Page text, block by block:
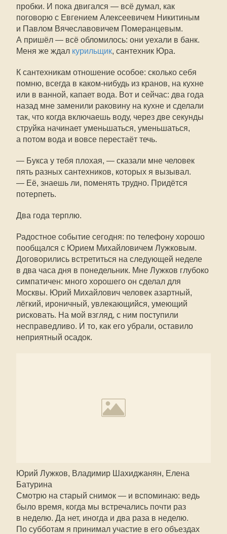
пробки. И пока двигался — всё думал, как
поговорю с Евгением Алексеевичем Никитиным
и Павлом Вячеславовичем Померанцевым.
А пришёл — всё обломилось: они уехали в банк.
Меня же ждал курильщик, сантехник Юра.
К сантехникам отношение особое: сколько себя
помню, всегда в каком-нибудь из кранов, на кухне
или в ванной, капает вода. Вот и сейчас: два года
назад мне заменили раковину на кухне и сделали
так, что когда включаешь воду, через две секунды
струйка начинает уменьшаться, уменьшаться,
а потом вода и вовсе перестаёт течь.
— Букса у тебя плохая, — сказали мне человек
пять разных сантехников, которых я вызывал.
— Её, знаешь ли, поменять трудно. Придётся
потерпеть.
Два года терплю.
Радостное событие сегодня: по телефону хорошо
пообщался с Юрием Михайловичем Лужковым.
Договорились встретиться на следующей неделе
в два часа дня в понедельник. Мне Лужков глубоко
симпатичен: много хорошего он сделал для
Москвы. Юрий Михайлович человек азартный,
лёгкий, ироничный, увлекающийся, умеющий
рисковать. На мой взгляд, с ним поступили
несправедливо. И то, как его убрали, оставило
неприятный осадок.
Юрий Лужков, Владимир Шахиджанян, Елена
Батурина
Смотрю на старый снимок — и вспоминаю: ведь
было время, когда мы встречались почти раз
в неделю. Да нет, иногда и два раза в неделю.
По субботам я принимал участие в его объездах